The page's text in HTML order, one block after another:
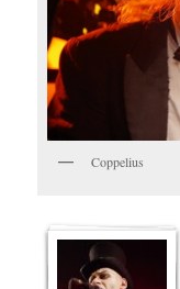
Coppelius